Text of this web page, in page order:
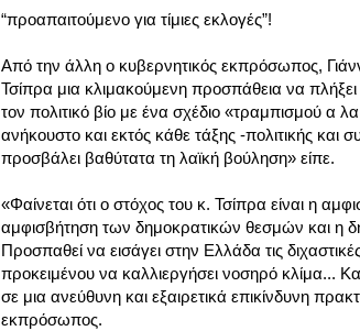
“προαπαιτούμενο για τίμιες εκλογές”!
Από την άλλη ο κυβερνητικός εκπρόσωπος,
Τσίπρα μια κλιμακούμενη προσπάθεια να
τον πολιτικό βίο με ένα σχέδιο «τραμπισμού α
ανήκουστο και εκτός κάθε τάξης -πολιτικής και
προσβάλει βαθύτατα τη λαϊκή βούληση» είπε.
«Φαίνεται ότι ο στόχος του κ. Τσίπρα είναι η
αμφισβήτηση των δημοκρατικών θεσμών και η
Προσπαθεί να εισάγει στην Ελλάδα τις
προκειμένου να καλλιεργήσει νοσηρό κλίμα...
σε μια ανεύθυνη και εξαιρετικά επικίνδυνη
εκπρόσωπος.